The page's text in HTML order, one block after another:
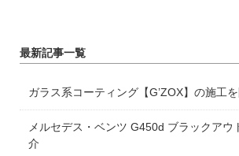
最新記事一覧
ガラス系コーティング【G’ZOX】の施工
メルセデス・ベンツ G450d ブラックアウ
介